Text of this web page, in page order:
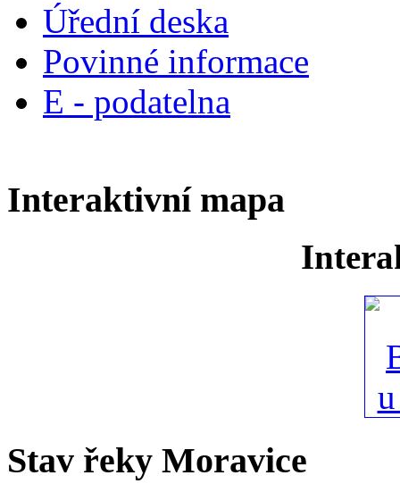
Úřední deska
Povinné informace
E - podatelna
Interaktivní mapa
Stav řeky Moravice